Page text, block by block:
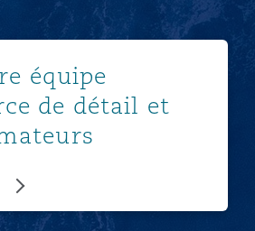
équipe
de détail et